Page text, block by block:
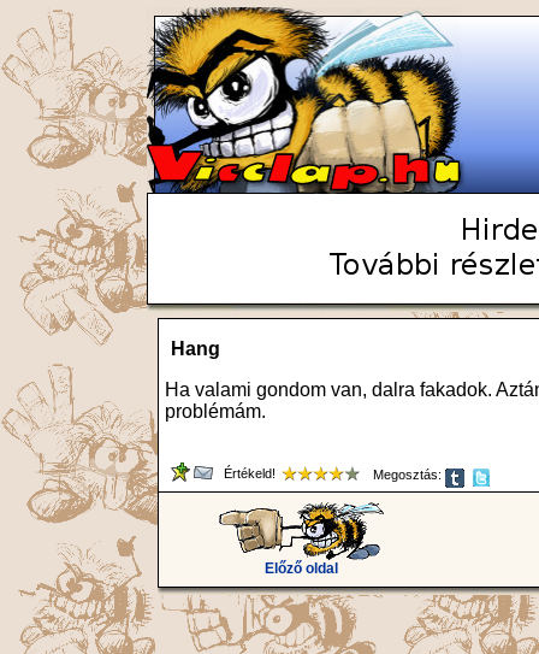
Hang
Ha valami gondom van, dalra fakadok.
problémám.
Értékeld! Megosztás:
Előző oldal